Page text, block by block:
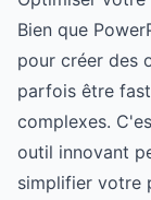
Bien que
pour créer des
parfois être
complexes.
outil innovant
simplifier votre